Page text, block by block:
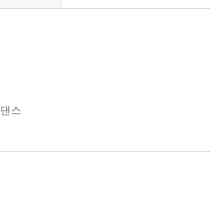
댄스